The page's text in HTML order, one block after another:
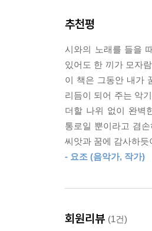
이른 퇴근길이 시작
않고 노래를 이어 들
당연한 사실을 늦게
악을 만드는 음악가
---「음악이 듣고 싶을
남겨 둔 말, 되삼킨
때로는 나만이 알아
친구가 되어 줬으면 좋
감응하게 되는지, 노
노래하는 사람, 시와
‘나는 노래하는 시와
노래하는 자신을 자
시절, 수업에 적용해
속에 자신의 이야기
노래 중에는 사라진
자신의 방식으로
추천평
시와의 노래를 들을
있어도 한 끼가 모자
이 책은 그동안 내가
리듬이 되어 주는 악
더할 나위 없이 완벽
통로일 뿐이라고 겸
씨앗과 꿈에 감사하듯
- 요조 (음악가, 작가)
회원리뷰 (1건)